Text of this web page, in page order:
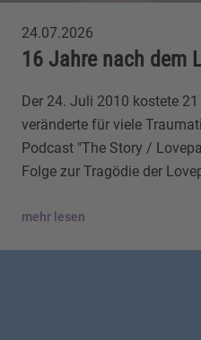
24.07.2026
16 Jahre nach dem
Der 24. Juli 2010 kostete
veränderte für viele
Podcast "The Story /
Folge zur Tragödie der
mehr lesen